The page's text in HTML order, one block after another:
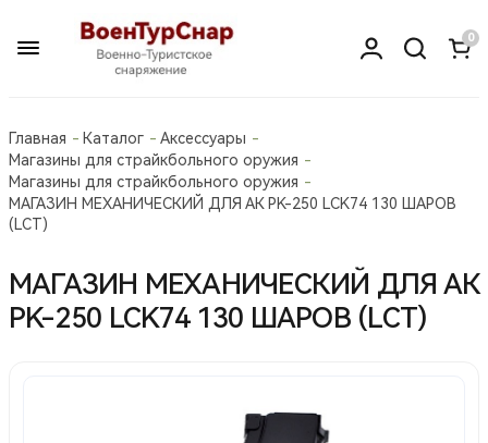
0
Главная Каталог
Аксессуары
Магазины для страйкбольного оружия
Магазины для страйкбольного оружия
МАГАЗИН МЕХАНИЧЕСКИЙ ДЛЯ АК PK-250 LCK74 130 ШАРОВ
(LCT)
МАГАЗИН МЕХАНИЧЕСКИЙ ДЛЯ АК
PK-250 LCK74 130 ШАРОВ (LCT)